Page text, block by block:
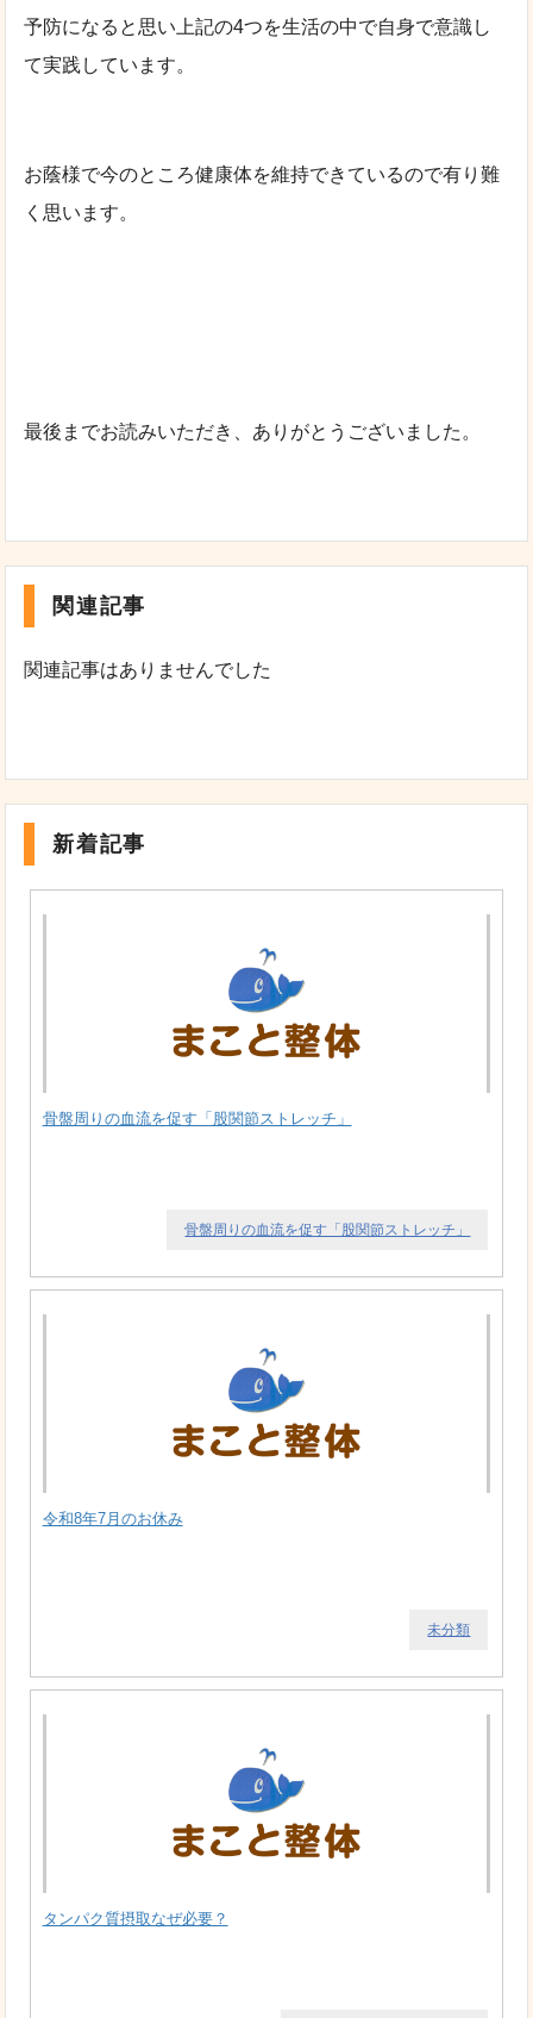
予防になると思い上記の4つを生活の中で自身で意識し
て実践しています。
お蔭様で今のところ健康体を維持できているので有り難
く思います。
最後までお読みいただき、ありがとうございました。
関連記事
関連記事はありませんでした
新着記事
骨盤周りの血流を促す「股関節ストレッチ」
骨盤周りの血流を促す「股関節ストレッチ」
令和8年7月のお休み
未分類
タンパク質摂取なぜ必要？